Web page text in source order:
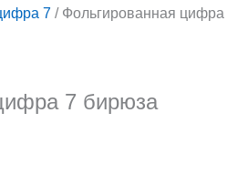
7 / Фольгированная цифра
7 бирюза